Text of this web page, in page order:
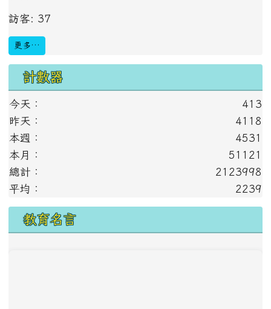
訪客: 37
更多…
計數器
今天：
413
昨天：
4118
本週：
4531
本月：
51121
總計：
2123998
平均：
2239
教育名言